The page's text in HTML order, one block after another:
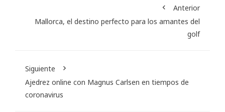
Anterior
Mallorca, el destino perfecto para los amantes del
golf
Siguiente
Ajedrez online con Magnus Carlsen en tiempos de
coronavirus